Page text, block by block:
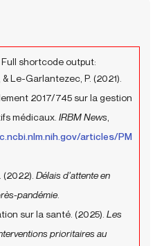
shortcode output:
Le-Garlantezec, P. (2021).
2017/745 sur la gestion
médicaux. IRBM News
articles/PM
(2022). Délais d’attente en
pandémie.
sur la santé. (2025). Les
prioritaires au